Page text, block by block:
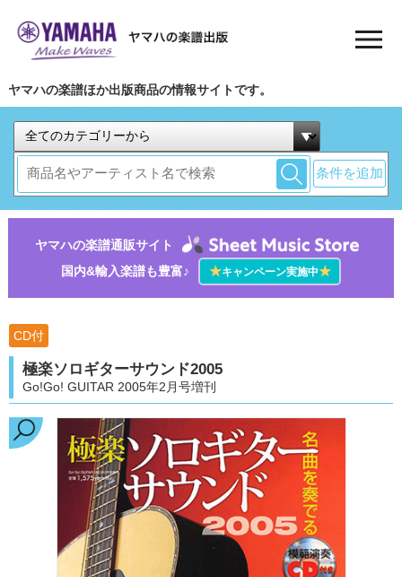
ヤマハの楽譜ほか出版商品の情報サイトです。
条件を追加
ヤマハの楽譜通販サイト
国内&輸入楽譜も豊富♪
★キャンペーン実施中★
CD付
極楽ソロギターサウンド2005
Go!Go! GUITAR 2005年2月号増刊